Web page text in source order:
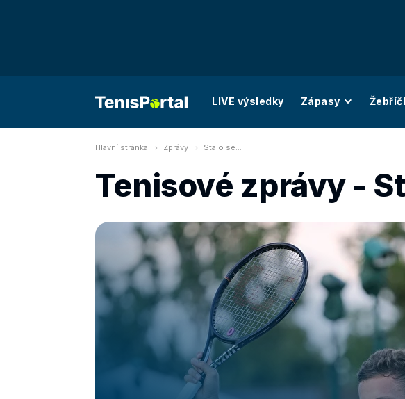
LIVE výsledky Zápasy
Hlavní stránka Zprávy Stalo se...
Tenisové zprávy -